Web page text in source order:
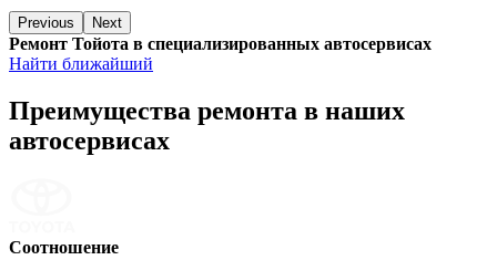
Previous Next
Ремонт Тойота в специализированных автосервисах
Найти ближайший
Преимущества ремонта в наших
автосервисах
Соотношение